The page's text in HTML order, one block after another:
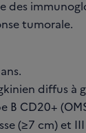
des
tumorale.
diffus à
B CD20+
(≥7 cm) et